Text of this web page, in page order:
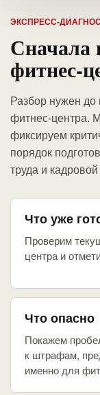
ЭКСПРЕСС-
Сначала
фитнес-
Разбор нужен до
фитнес-центра.
фиксируем
порядок
труда и
Что уже
Проверим
центра и
Что опасно
Покажем
к штрафам,
именно для